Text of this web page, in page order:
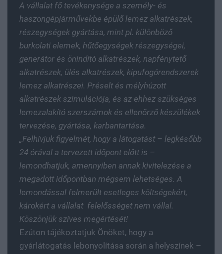
A vállalat fő tevékenysége a személy- és
haszongépjárművekbe épülő lemez alkatrészek,
részegységek gyártása, mint pl. különböző
burkolati elemek, hűtőegységek részegységei,
generátor és önindító alkatrészek, napfénytető
alkatrészek, ülés alkatrészek, kipufogórendszerek
lemez alkatrészei. Préselt és mélyhúzott
alkatrészek szimulációja, és az ehhez szükséges
lemezalakító szerszámok és ellenőrző készülékek
tervezése, gyártása, karbantartása.
„Felhívjuk figyelmét, hogy a látogatást – legkésőbb
24 órával a tervezett időpont előtt is –
lemondhatjuk, amennyiben annak kivitelezése a
megadott időpontban mégsem lehetséges. A
lemondással felmerült esetleges költségekért,
károkért a vállalat felelősséget nem vállal.
Köszönjük szíves megértését!
Ezúton tájékoztatjuk Önöket, hogy a
gyárlátogatás lebonyolítása során a helyszínek –